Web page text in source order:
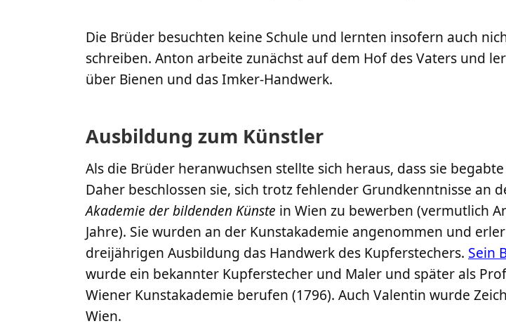
Die Brüder besuchten keine Schule und lernten insofern auch
schreiben. Anton arbeite zunächst auf dem Hof des Vaters und
über Bienen und das Imker-Handwerk.
Ausbildung zum Künstler
Als die Brüder heranwuchsen stellte sich heraus, dass sie
Daher beschlossen sie, sich trotz fehlender Grundkenntnisse an
Akademie der bildenden Künste in Wien zu bewerben (vermutlich
Jahre). Sie wurden an der Kunstakademie angenommen und
dreijährigen Ausbildung das Handwerk des Kupferstechers. Sein
wurde ein bekannter Kupferstecher und Maler und später als
Wiener Kunstakademie berufen (1796). Auch Valentin wurde
Wien.